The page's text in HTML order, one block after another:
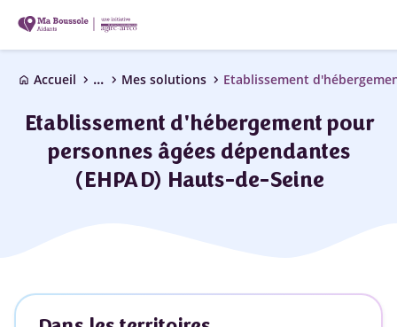
home Accueil chevron_right ... chevron_right Mes solutions chevron_right
Etablissement d'hébergement pour
personnes âgées dépendantes
(EHPAD) Hauts-de-Seine